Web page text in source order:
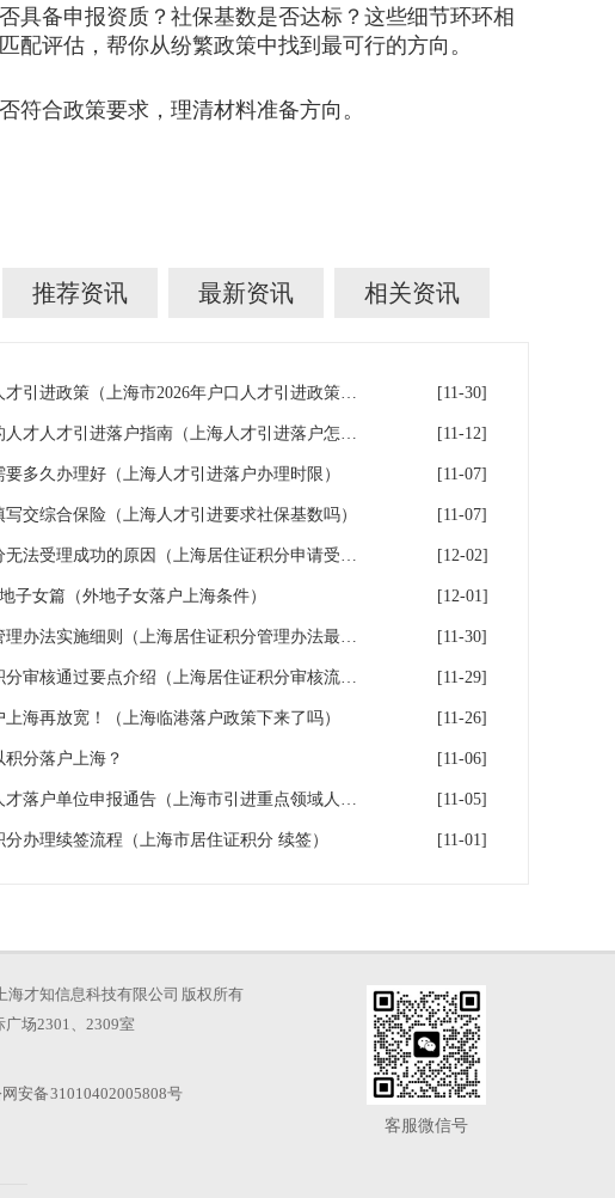
备申报资质？社保基数是否达标？这些细节环环相
评估，帮你从纷繁政策中找到最可行的方向。
合政策要求，理清材料准备方向。
推荐资讯 最新资讯 相关资讯
上海市2026年户口人才引进政策（上海市2026年户口人才引进政策文件） [11-30]
上海在沪工作稳定的人才人才引进落户指南（上海人才引进落户怎么办理） [11-12]
多久办理好（上海人才引进落户办理时限） [11-07]
交综合保险（上海人才引进要求社保基数吗） [11-07]
申办上海居住证积分无法受理成功的原因（上海居住证积分申请受理通过,等待审批） [12-02]
女篇（外地子女落户上海条件） [12-01]
上海市居住证积分管理办法实施细则（上海居住证积分管理办法最全解读） [11-30]
2026年上海居住证积分审核通过要点介绍（上海居住证积分审核流程） [11-29]
海再放宽！（上海临港落户政策下来了吗） [11-26]
分落户上海？ [11-06]
上海重点区域引进人才落户单位申报通告（上海市引进重点领域人才加分可以累加） [11-05]
办理续签流程（上海市居住证积分 续签） [11-01]
海才知信息科技有限公司 版权所有
场2301、2309室
安备 31010402005808号
客服微信号